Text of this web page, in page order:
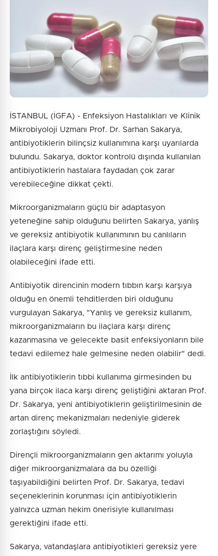
İSTANBUL (İGFA) - Enfeksiyon Hastalıkları ve Klinik
Mikrobiyoloji Uzmanı Prof. Dr. Sarhan Sakarya,
antibiyotiklerin bilinçsiz kullanımına karşı uyarılarda
bulundu. Sakarya, doktor kontrolü dışında kullanılan
antibiyotiklerin hastalara faydadan çok zarar
verebileceğine dikkat çekti.
Mikroorganizmaların güçlü bir adaptasyon
yeteneğine sahip olduğunu belirten Sakarya, yanlış
ve gereksiz antibiyotik kullanımının bu canlıların
ilaçlara karşı direnç geliştirmesine neden
olabileceğini ifade etti.
Antibiyotik direncinin modern tıbbın karşı karşıya
olduğu en önemli tehditlerden biri olduğunu
vurgulayan Sakarya, "Yanlış ve gereksiz kullanım,
mikroorganizmaların bu ilaçlara karşı direnç
kazanmasına ve gelecekte basit enfeksiyonların bile
tedavi edilemez hale gelmesine neden olabilir" dedi.
İlk antibiyotiklerin tıbbi kullanıma girmesinden bu
yana birçok ilaca karşı direnç geliştiğini aktaran Prof.
Dr. Sakarya, yeni antibiyotiklerin geliştirilmesinin de
artan direnç mekanizmaları nedeniyle giderek
zorlaştığını söyledi.
Dirençli mikroorganizmaların gen aktarımı yoluyla
diğer mikroorganizmalara da bu özelliği
taşıyabildiğini belirten Prof. Dr. Sakarya, tedavi
seçeneklerinin korunması için antibiyotiklerin
yalnızca uzman hekim önerisiyle kullanılması
gerektiğini ifade etti.
Sakarya, vatandaşlara antibiyotikleri gereksiz yere